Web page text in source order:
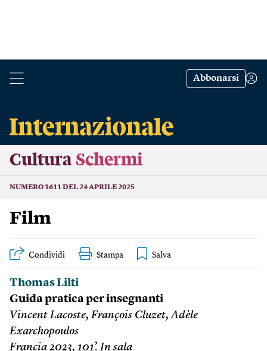
Abbonarsi
Cultura Schermi
NUMERO 1611 DEL 24 APRILE 2025
Film
Condividi Stampa
Thomas Lilti
Guida pratica per insegnanti
Vincent Lacoste, François Cluzet, Adèle
Exarchopoulos
Francia 2023, 101’. In sala